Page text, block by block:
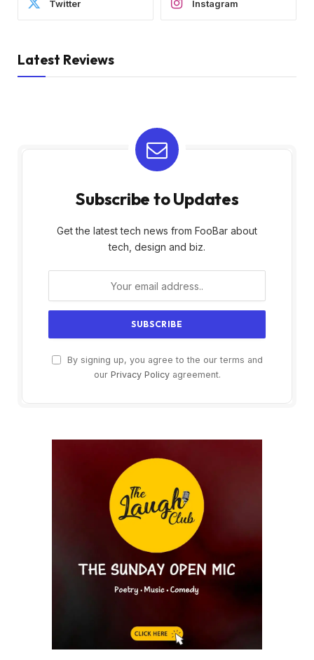
Twitter Instagram
Latest Reviews
Subscribe to Updates
Get the latest tech news from FooBar about
tech, design and biz.
By signing up, you agree to the our terms and
our Privacy Policyagreement.